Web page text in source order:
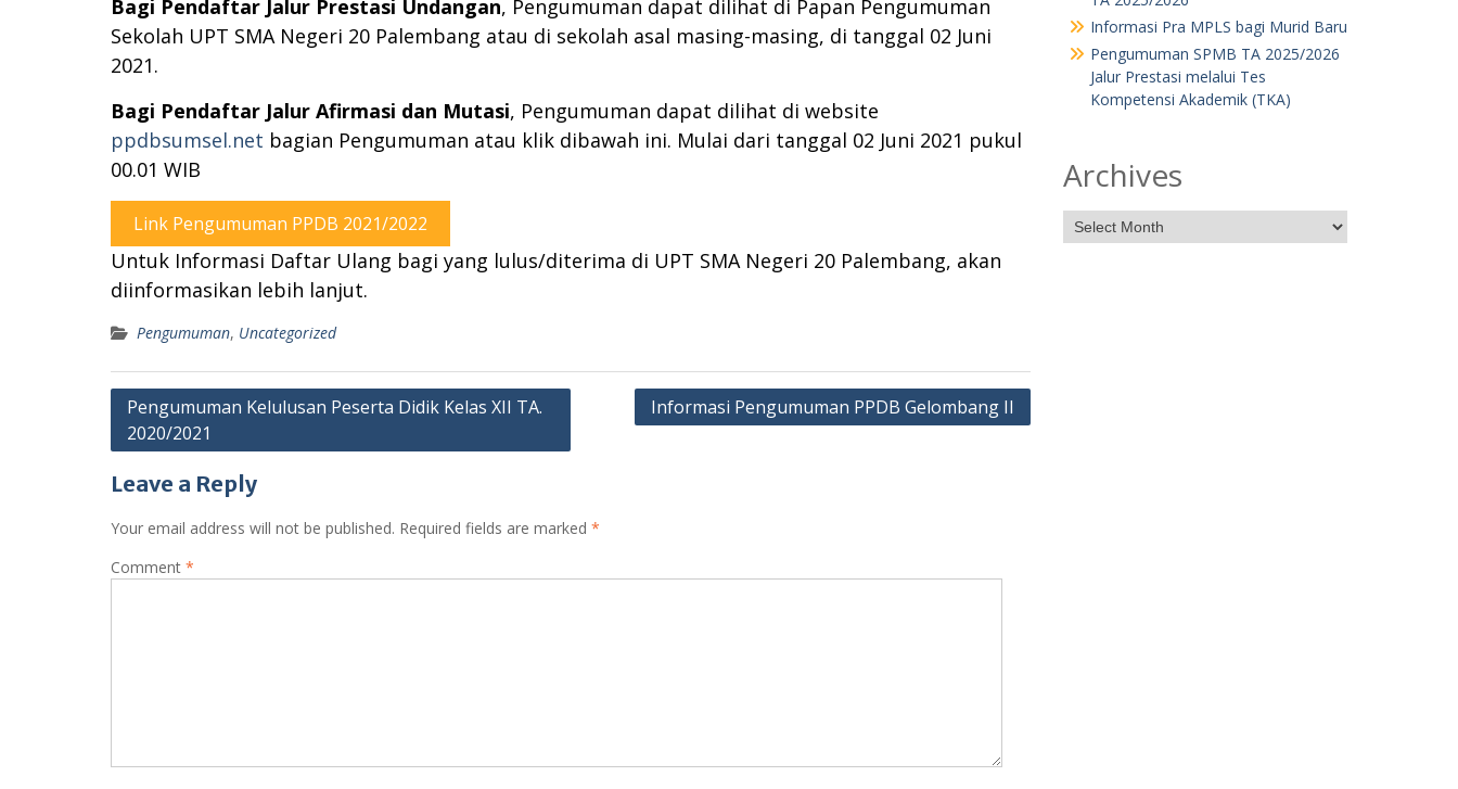
Bagi Pendaftar Jalur Prestasi Undangan, Pengumuman dapat dilihat di Papan Pengumuman
Sekolah UPT SMA Negeri 20 Palembang atau di sekolah asal masing-masing, di tanggal 02 Juni
2021.
Bagi Pendaftar Jalur Afirmasi dan Mutasi, Pengumuman dapat dilihat di website
ppdbsumsel.net bagian Pengumuman atau klik dibawah ini. Mulai dari tanggal 02 Juni 2021 pukul
00.01 WIB
Link Pengumuman PPDB 2021/2022
Untuk Informasi Daftar Ulang bagi yang lulus/diterima di UPT SMA Negeri 20 Palembang, akan
diinformasikan lebih lanjut.
Pengumuman, Uncategorized
Post
navigation
Pengumuman Kelulusan Peserta Didik Kelas XII TA.
2020/2021
Informasi Pengumuman PPDB Gelombang II
Leave a Reply
Your email address will not be published. Required fields are marked *
Comment *
Informasi Pra MPLS bagi Murid Baru
Pengumuman SPMB TA 2025/2026
Jalur Prestasi melalui Tes
Kompetensi Akademik (TKA)
Archives